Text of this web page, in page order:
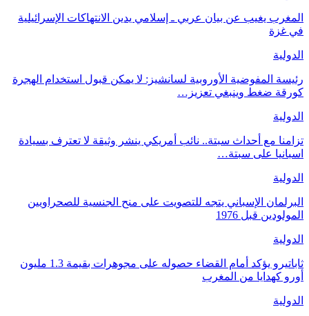
المغرب يغيب عن بيان عربي ـ إسلامي يدين الانتهاكات الإسرائيلية
في غزة
الدولية
رئيسة المفوضية الأوروبية لسانشيز: لا يمكن قبول استخدام الهجرة
كورقة ضغط وينبغي تعزيز…
الدولية
تزامنا مع أحداث سبتة.. نائب أمريكي ينشر وثيقة لا تعترف بسيادة
اسبانيا على سبتة…
الدولية
البرلمان الإسباني يتجه للتصويت على منح الجنسية للصحراويين
المولودين قبل 1976
الدولية
ثاباتيرو يؤكد أمام القضاء حصوله على مجوهرات بقيمة 1.3 مليون
أورو كهدايا من المغرب
الدولية